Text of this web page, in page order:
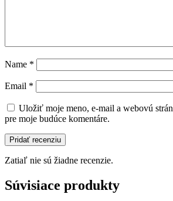
Name *
Email *
Uložiť moje meno, e-mail a webovú
pre moje budúce komentáre.
Zatiaľ nie sú žiadne recenzie.
Súvisiace produkty